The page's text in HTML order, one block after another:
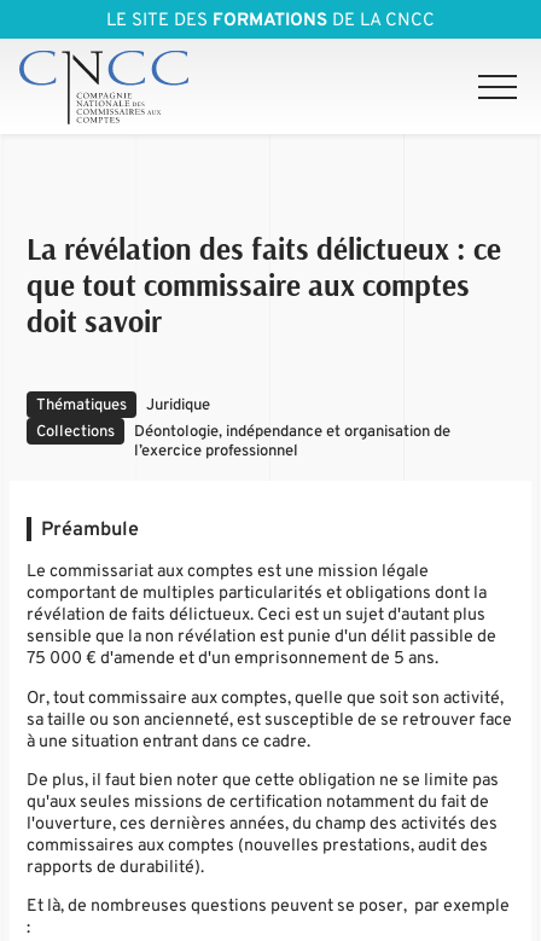
LE SITE DES FORMATIONS DE LA CNCC
La révélation des faits délictueux : ce
que tout commissaire aux comptes
doit savoir
Thématiques
Juridique
Collections
Déontologie, indépendance et organisation de
l’exercice professionnel
Préambule
Le commissariat aux comptes est une mission légale
comportant de multiples particularités et obligations dont la
révélation de faits délictueux. Ceci est un sujet d'autant plus
sensible que la non révélation est punie d'un délit passible de
75 000 € d'amende et d'un emprisonnement de 5 ans.
Or, tout commissaire aux comptes, quelle que soit son activité,
sa taille ou son ancienneté, est susceptible de se retrouver face
à une situation entrant dans ce cadre.
De plus, il faut bien noter que cette obligation ne se limite pas
qu'aux seules missions de certification notamment du fait de
l'ouverture, ces dernières années, du champ des activités des
commissaires aux comptes (nouvelles prestations, audit des
rapports de durabilité).
Et là, de nombreuses questions peuvent se poser, par exemple
: